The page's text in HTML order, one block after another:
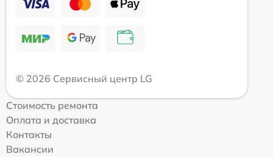
© 2026 Сервисный центр LG
Стоимость ремонта
Оплата и доставка
Контакты
Вакансии